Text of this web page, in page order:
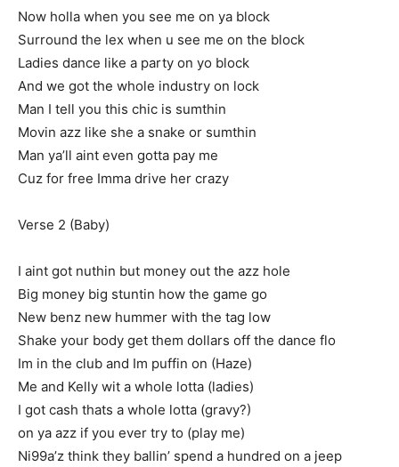
Now holla when you see me on ya block
Surround the lex when u see me on the block
Ladies dance like a party on yo block
And we got the whole industry on lock
Man I tell you this chic is sumthin
Movin azz like she a snake or sumthin
Man ya’ll aint even gotta pay me
Cuz for free Imma drive her crazy
Verse 2 (Baby)
I aint got nuthin but money out the azz hole
Big money big stuntin how the game go
New benz new hummer with the tag low
Shake your body get them dollars off the dance flo
Im in the club and Im puffin on (Haze)
Me and Kelly wit a whole lotta (ladies)
I got cash thats a whole lotta (gravy?)
on ya azz if you ever try to (play me)
Ni99a’z think they ballin’ spend a hundred on a jeep